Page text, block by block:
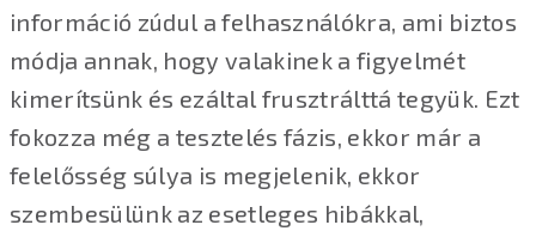
információ zúdul a felhasználókra, ami biztos
módja annak, hogy valakinek a figyelmét
kimerítsünk és ezáltal frusztrálttá tegyük. Ezt
fokozza még a tesztelés fázis, ekkor már a
felelősség súlya is megjelenik, ekkor
szembesülünk az esetleges hibákkal,